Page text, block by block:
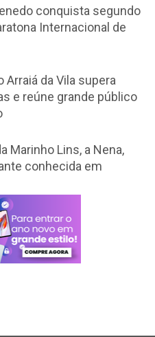
conquista segundo
Internacional de
Arraiá da Vila supera
e reúne grande público
Marinho Lins, a Nena,
conhecida em